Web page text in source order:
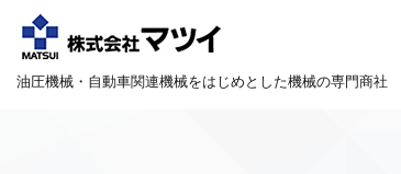
油圧機械・自動車関連機械をはじめとした機械の専門商社